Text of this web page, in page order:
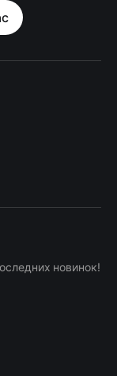
новинок!